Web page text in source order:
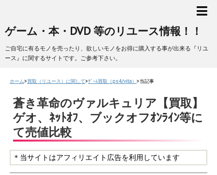
ゲーム・本・DVD 等のリユース情報！！
ご自宅に有るモノを売ったり、欲しいモノをお得に購入する事が出来る『リユ
ース』に関するサイトです。ご参考下さい。
ホーム>買取（リユース）に関して>ｹﾞｰﾑ買取（ps4/vita） >当記事
蒼き革命のヴァルキュリア【買取】
ゲオ、ﾈｯﾄｵﾌ、ブックオフｵﾝﾗｲﾝ等に
て売値比較
＊当サイトはアフィリエイト広告を利用しています